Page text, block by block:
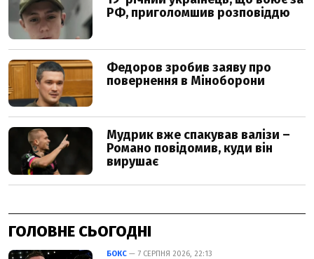
ГОЛОВНЕ СЬОГОДНІ
БОКС — 7 СЕРПНЯ 2026, 22:13